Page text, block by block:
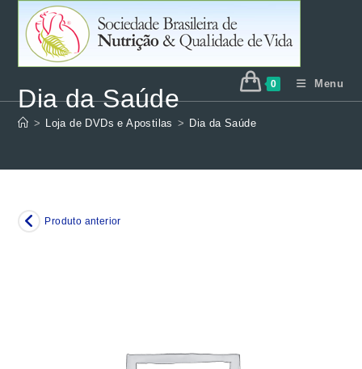
conteúdo
0 Menu
Dia da Saúde
> Loja de DVDs e Apostilas > Dia da Saúde
Produto anterior